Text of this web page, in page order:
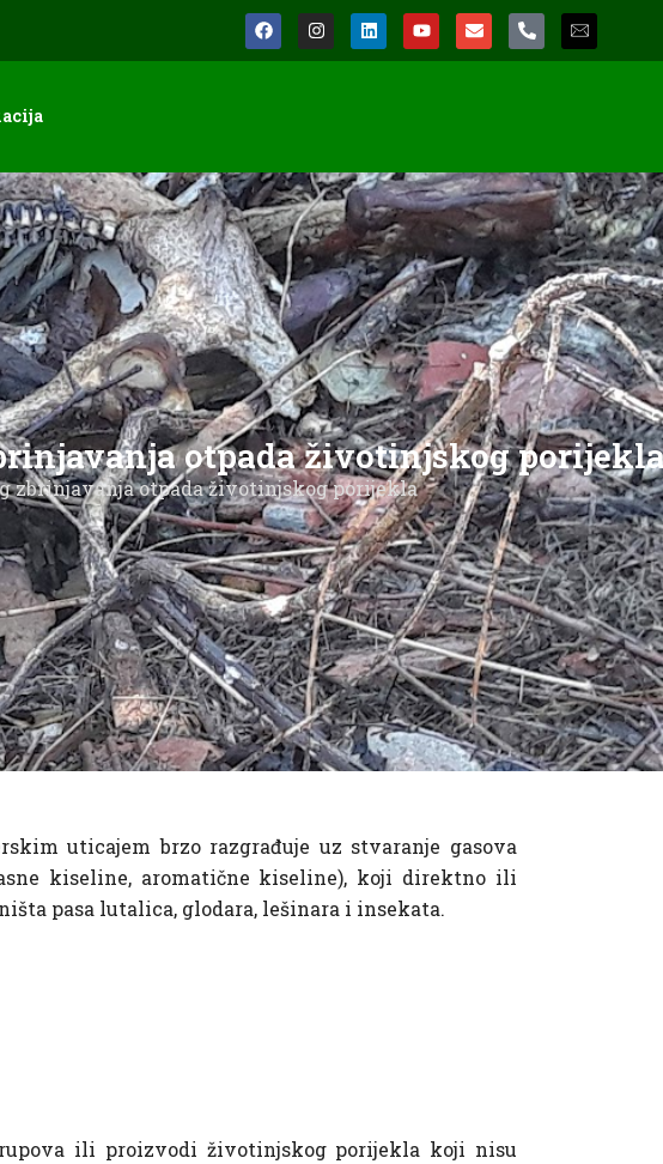
otpada životinjskog
otpada životinjskog porijekla
uticajem brzo razgrađuje uz stvaranje gasova
kiseline, aromatične kiseline), koji direktno ili
pasa lutalica, glodara, lešinara i insekata.
ili proizvodi životinjskog porijekla koji nisu